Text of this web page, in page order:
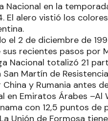
Nacional en la
El alero vistió los
el 2 de diciembre de
recientes pasos por
Nacional totalizó 21
Martín de
y Rumania antes
Emiratos Árabes –Al
con 12,5 puntos de